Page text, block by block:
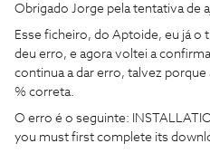
Obrigado Jorge pela tentativa de
Esse ficheiro, do Aptoide, eu já o
deu erro, e agora voltei a
continua a dar erro, talvez porque
% correta.
O erro é o seguinte:
you must first complete its